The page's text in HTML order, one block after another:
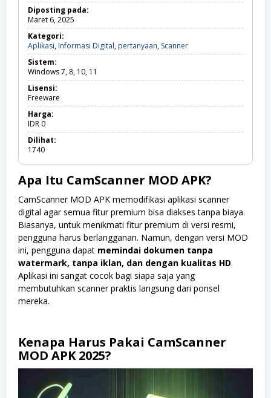
Diposting pada:
Maret 6, 2025
Kategori:
Aplikasi, Informasi Digital, pertanyaan, Scanner
p
s
I
o
m
s
i
g
i
t
a
l
,
n
Sistem:
Windows 7, 8, 10, 11
Lisensi:
Freeware
Harga:
IDR 0
Dilihat:
1740
Apa Itu CamScanner MOD APK?
CamScanner MOD APK memodifikasi aplikasi scanner
digital agar semua fitur premium bisa diakses tanpa biaya.
Biasanya, untuk menikmati fitur premium di versi resmi,
pengguna harus berlangganan. Namun, dengan versi MOD
ini, pengguna dapat memindai dokumen tanpa
watermark, tanpa iklan, dan dengan kualitas HD.
Aplikasi ini sangat cocok bagi siapa saja yang
membutuhkan scanner praktis langsung dari ponsel
mereka.
Kenapa Harus Pakai CamScanner
MOD APK 2025?